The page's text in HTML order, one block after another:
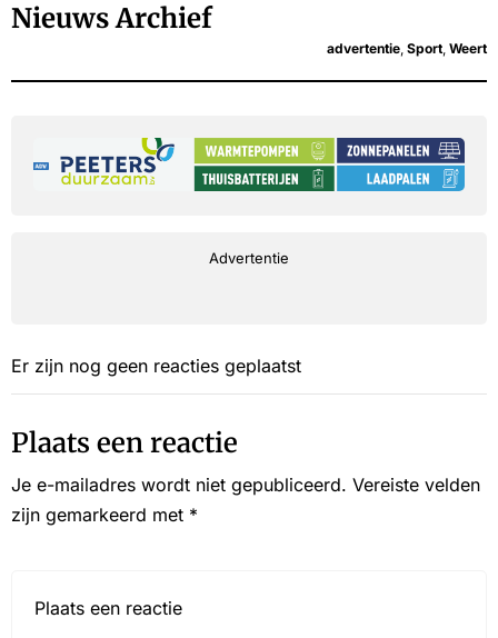
Nieuws Archief
advertentie, Sport, Weert
Advertentie
Er zijn nog geen reacties geplaatst
Plaats een reactie
Je e-mailadres wordt niet gepubliceerd. Vereiste velden
zijn gemarkeerd met *